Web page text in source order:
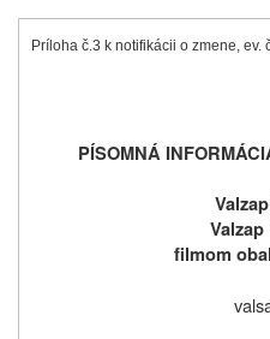
Príloha č.3 k notifikácii o zmene, ev.
PÍSOMNÁ
Valzap
filmom